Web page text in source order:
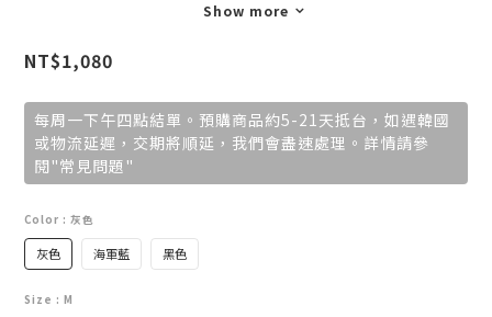
Show more
NT$1,080
每周一下午四點結單。預購商品約5-21天抵台，如遇韓國
或物流延遲，交期將順延，我們會盡速處理。詳情請參
閱"常見問題"
Color : 灰色
灰色 海軍藍 黑色
Size : M